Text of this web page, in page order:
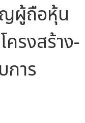
ญผู้ถือหุ้น
รงสร้าง-
การ